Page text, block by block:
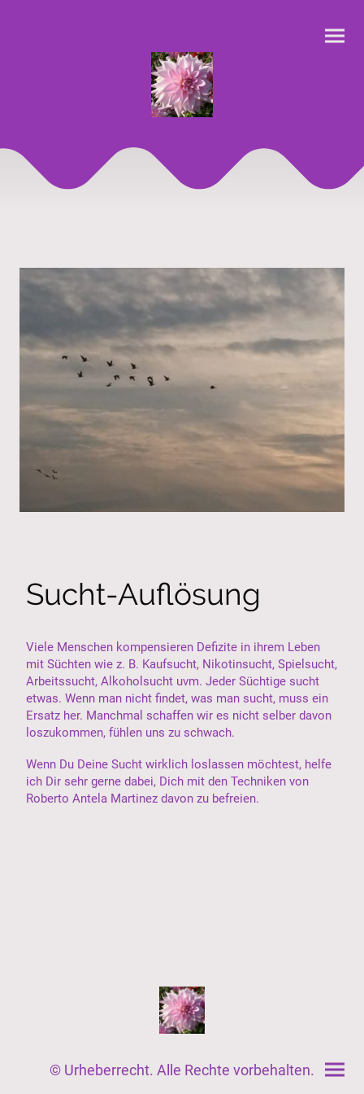
Sucht-Auflösung
Viele Menschen kompensieren Defizite in ihrem Leben
mit Süchten wie z. B. Kaufsucht, Nikotinsucht, Spielsucht,
Arbeitssucht, Alkoholsucht uvm. Jeder Süchtige sucht
etwas. Wenn man nicht findet, was man sucht, muss ein
Ersatz her. Manchmal schaffen wir es nicht selber davon
loszukommen, fühlen uns zu schwach.
Wenn Du Deine Sucht wirklich loslassen möchtest, helfe
ich Dir sehr gerne dabei, Dich mit den Techniken von
Roberto Antela Martinez davon zu befreien.
© Urheberrecht. Alle Rechte vorbehalten.